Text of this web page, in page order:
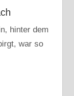
hinter dem
war so